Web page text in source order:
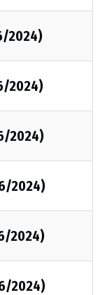
2024)
2024)
2024)
2024)
2024)
2024)